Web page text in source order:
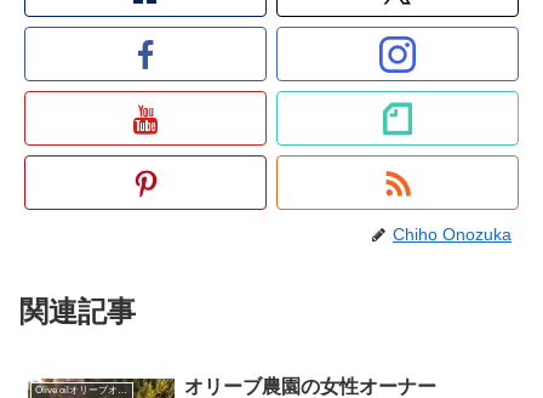
Chiho Onozuka
関連記事
オリーブ農園の女性オーナー